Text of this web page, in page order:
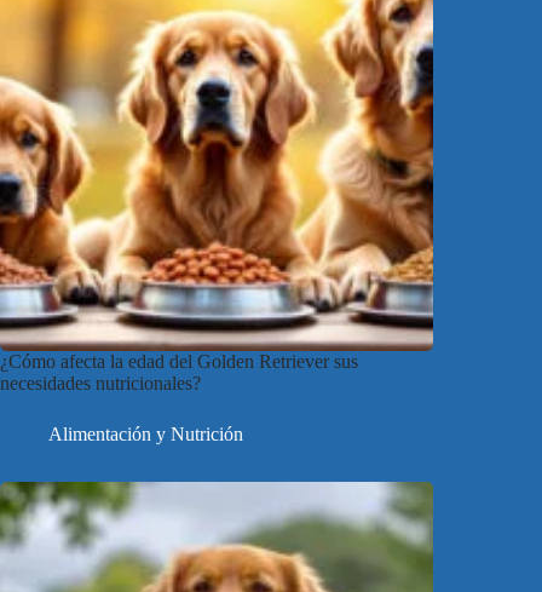
¿Cómo afecta la edad del Golden Retriever sus
necesidades nutricionales?
Alimentación y Nutrición